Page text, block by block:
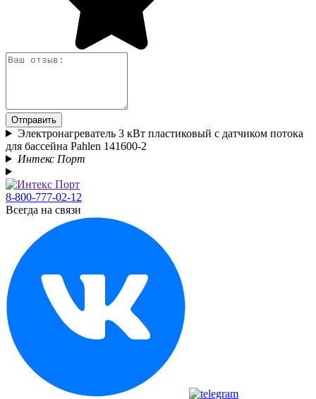
Отправить
Электронагреватель 3 кВт пластиковый с датчиком потока
для бассейна Pahlen 141600-2
Интекс Порт
8-800-777-02-12
Всегда на связи